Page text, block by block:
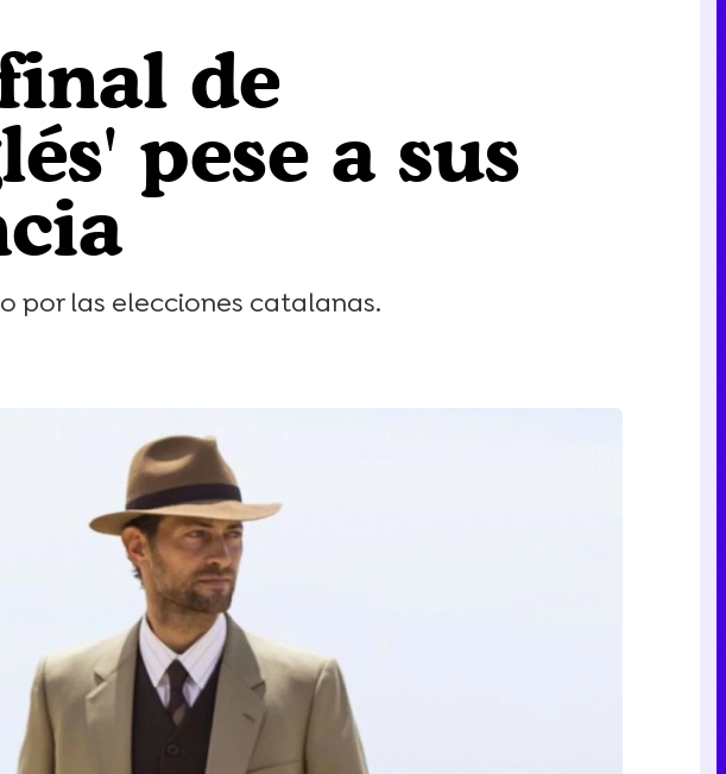
de
pese a sus
por las elecciones catalanas.